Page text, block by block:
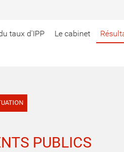
taux d'IPP Le cabinet
PUBLICS